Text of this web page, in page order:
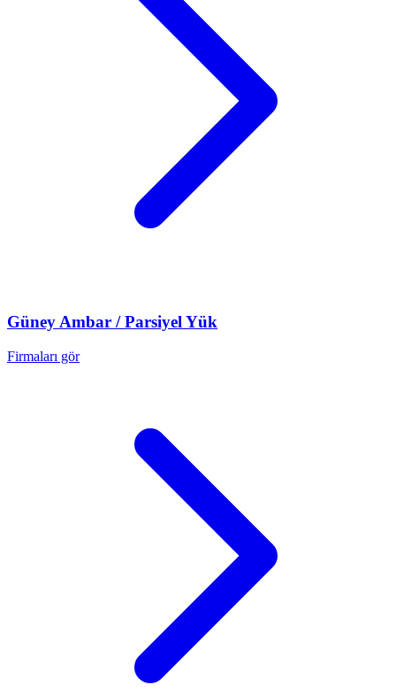
Güney Ambar / Parsiyel Yük
Firmaları gör